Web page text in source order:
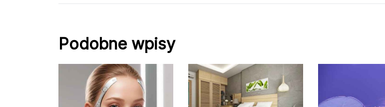
Podobne wpisy